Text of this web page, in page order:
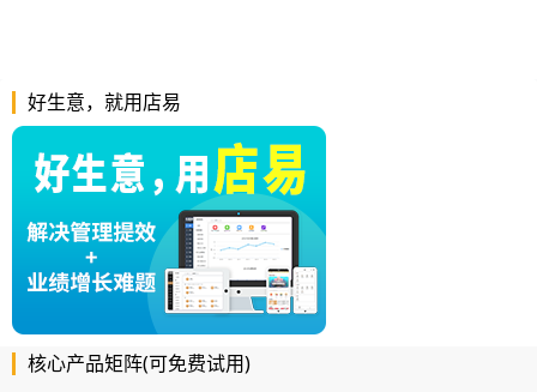
好生意，就用店易
核心产品矩阵(可免费试用)